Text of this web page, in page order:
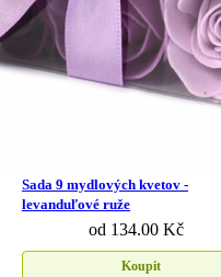
Sada 9 mydlových kvetov -
levanduľové ruže
od 134.00 Kč
Koupit